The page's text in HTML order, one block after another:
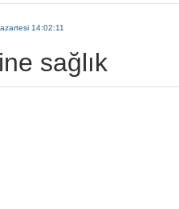
14:02:11
sağlık